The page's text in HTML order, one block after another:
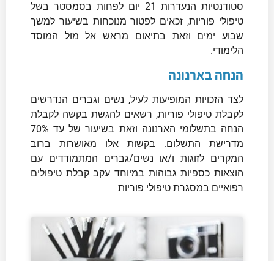
סטודנטיות הנעדרות 21 יום לפחות בסמסטר בשל
טיפולי פוריות, זכאים לפטור מנוכחות בשיעור למשך
שבוע ימים וזאת בתיאום מראש אל מול המוסד
הלימודי.
הנחה בארנונה
לצד הזכויות המופיעות לעיל, נשים וגברים הנדרשים
לקבלת טיפולי פוריות, רשאים להגשת בקשה לקבלת
הנחה בתשלומי הארנונה וזאת בשיעור של עד 70%
מדרישת התשלום. בקשות אלו מאושרות ברוב
המקרים לזוגות ו/או נשים/גברים המתמודדים עם
הוצאות כספיות גבוהות במיוחד עקב קבלת טיפולים
רפואיים במסגרת טיפולי פוריות